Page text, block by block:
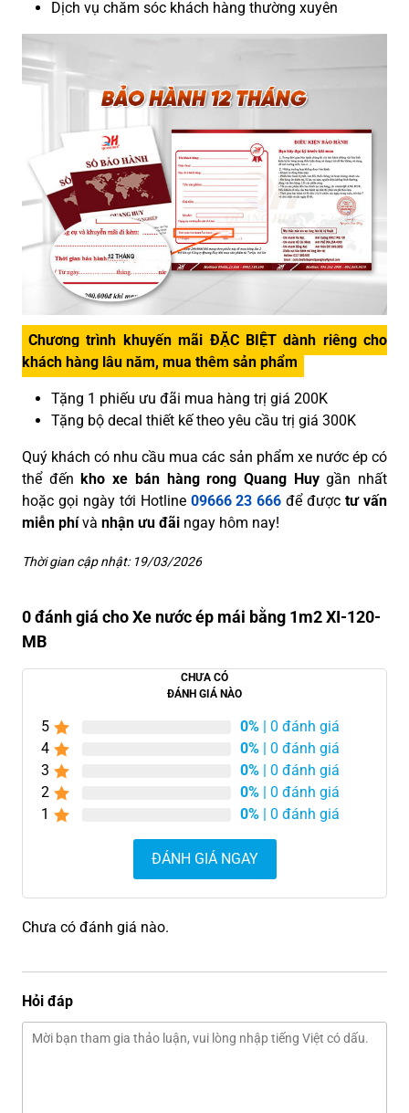
Dịch vụ chăm sóc khách hàng thường xuyên
Chương trình khuyến mãi ĐẶC BIỆT dành riêng cho
khách hàng lâu năm, mua thêm sản phẩm
Tặng 1 phiếu ưu đãi mua hàng trị giá 200K
Tặng bộ decal thiết kế theo yêu cầu trị giá 300K
Quý khách có nhu cầu mua các sản phẩm xe nước ép có
thể đếnkho xe bán hàng rong Quang Huygần nhất
hoặc gọi ngày tới Hotline 09666 23 666 để đượctư vấn
miễn phívà nhận ưu đãi ngay hôm nay!
Thời gian cập nhật: 19/03/2026
0 đánh giá cho Xe nước ép mái bằng 1m2 XI-120-
MB
CHƯA CÓ
ĐÁNH GIÁ NÀO
5 0% | 0 đánh giá
4
0% | 0 đánh giá
3
0% | 0 đánh giá
2
0% | 0 đánh giá
1
0% | 0 đánh giá
ĐÁNH GIÁ NGAY
Chưa có đánh giá nào.
Hỏi đáp